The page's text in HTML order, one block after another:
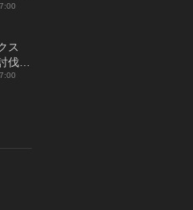
めて
ス
伐し
る放
】